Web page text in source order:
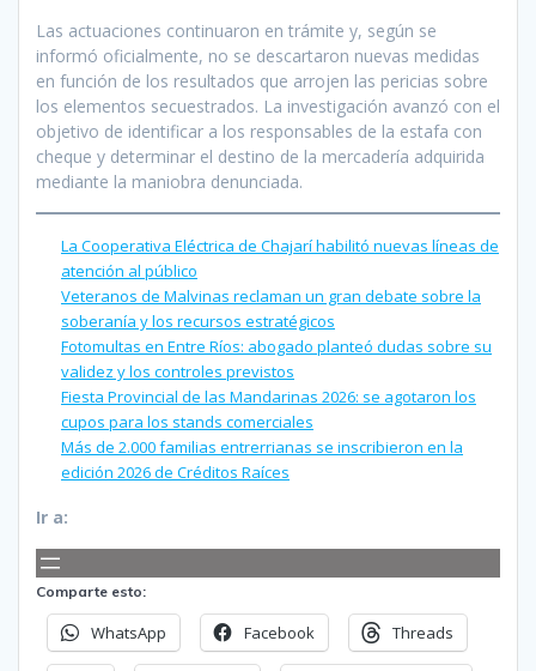
Las actuaciones continuaron en trámite y, según se
informó oficialmente, no se descartaron nuevas medidas
en función de los resultados que arrojen las pericias sobre
los elementos secuestrados. La investigación avanzó con el
objetivo de identificar a los responsables de la estafa con
cheque y determinar el destino de la mercadería adquirida
mediante la maniobra denunciada.
La Cooperativa Eléctrica de Chajarí habilitó nuevas líneas de
atención al público
Veteranos de Malvinas reclaman un gran debate sobre la
soberanía y los recursos estratégicos
Fotomultas en Entre Ríos: abogado planteó dudas sobre su
validez y los controles previstos
Fiesta Provincial de las Mandarinas 2026: se agotaron los
cupos para los stands comerciales
Más de 2.000 familias entrerrianas se inscribieron en la
edición 2026 de Créditos Raíces
Ir a:
Comparte esto:
WhatsApp Facebook Threads